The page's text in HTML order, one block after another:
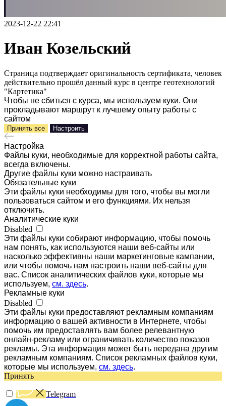
2023-12-22 22:41
Иван Козельский
Страница подтверждает оригинальность сертификата, человек
действительно прошёл данный курс в центре геотехнологий
"Картетика"
Чтобы не сбиться с курса, мы используем куки. Они
прокладывают маршрут к лучшему опыту работы с
сайтом
Принять все Настроить
Настройка
Файлы куки, необходимые для корректной работы сайта,
всегда включены.
Другие файлы куки можно настраивать
Обязательные куки
Эти файлы куки необходимы для того, чтобы вы могли
пользоваться сайтом и его функциями. Их нельзя
отключить.
Аналитические куки
Disabled
Эти файлы куки собирают информацию, чтобы помочь
нам понять, как используются наши веб-сайты или
насколько эффективны наши маркетинговые кампании,
или чтобы помочь нам настроить наши веб-сайты для
вас. Список аналитических файлов куки, которые мы
используем, см. здесь.
Рекламные куки
Disabled
Эти файлы куки предоставляют рекламным компаниям
информацию о вашей активности в Интернете, чтобы
помочь им предоставлять вам более релевантную
онлайн-рекламу или ограничивать количество показов
рекламы. Эта информация может быть передана другим
рекламным компаниям. Список рекламных файлов куки,
которые мы используем, см. здесь.
Принять
Telegram